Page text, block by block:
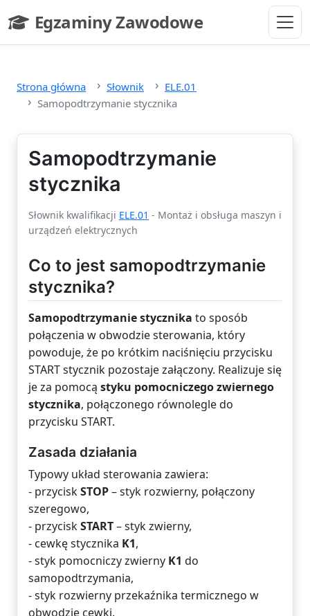
Egzaminy Zawodowe
- strona główna
Strona główna Słownik
ELE.01
Samopodtrzymanie stycznika
Samopodtrzymanie
stycznika
Słownik kwalifikacji ELE.01 - Montaż i obsługa maszyn i
urządzeń elektrycznych
Co to jest samopodtrzymanie
stycznika?
Samopodtrzymanie stycznika to sposób
połączenia w obwodzie sterowania, który
powoduje, że po krótkim naciśnięciu przycisku
START stycznik pozostaje załączony. Realizuje się
je za pomocą styku pomocniczego zwiernego
stycznika, połączonego równolegle do
przycisku START.
Zasada działania
Typowy układ sterowania zawiera:
- przyciskSTOP– styk rozwierny, połączony
szeregowo,
- przyciskSTART– styk zwierny,
- cewkę stycznika K1,
- styk pomocniczy zwierny K1 do
samopodtrzymania,
- styk rozwierny przekaźnika termicznego w
obwodzie cewki.